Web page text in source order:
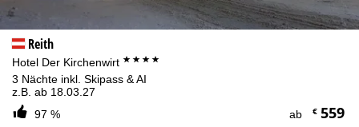
Reith
Hotel Der Kirchenwirt ****
3 Nächte inkl. Skipass & AI
z.B. ab 18.03.27
97 %
ab €559